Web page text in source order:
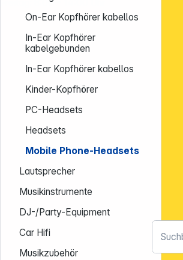
On-Ear Kopfhörer kabellos
In-Ear Kopfhörer
kabelgebunden
In-Ear Kopfhörer kabellos
Kinder-Kopfhörer
PC-Headsets
Headsets
Mobile Phone-Headsets
Lautsprecher
Musikinstrumente
DJ-/Party-Equipment
Car Hifi
Musikzubehör
Freitag: 8:00 – 14:00 Uhr